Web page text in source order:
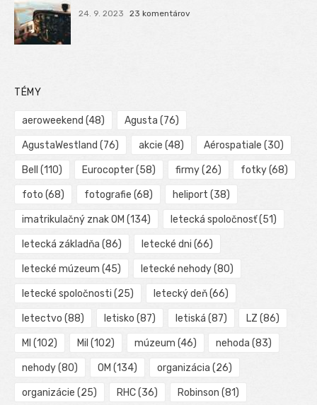
24. 9. 2023 23 komentárov
TÉMY
aeroweekend (48) Agusta (76)
AgustaWestland (76) akcie (48) Aérospatiale (30)
Bell (110) Eurocopter(58) firmy(26) fotky(68)
foto (68) fotografie (68) heliport (38)
imatrikulačný znak OM (134) letecká spoločnosť(51)
letecká základňa (86) letecké dni (66)
letecké múzeum (45) letecké nehody(80)
letecké spoločnosti (25) letecký deň(66)
letectvo (88) letisko (87) letiská (87) LZ (86)
MI (102) Mil (102) múzeum (46) nehoda (83)
nehody(80) OM (134) organizácia (26)
organizácie (25) RHC(36) Robinson (81)